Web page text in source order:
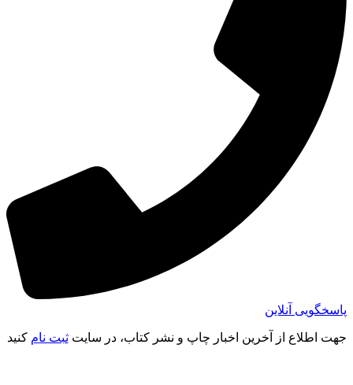
پاسخگویی آنلاین
جهت اطلاع از آخرین اخبار چاپ و نشر کتاب، در سایتثبت نام کنید